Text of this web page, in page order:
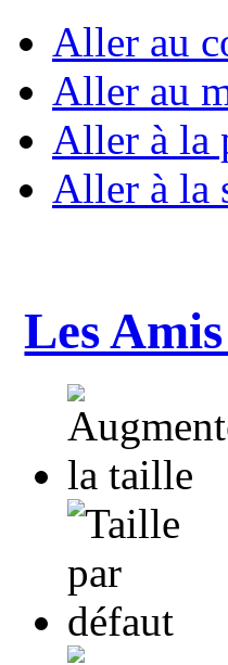
Aller au
Aller au
Aller à la
Aller à la
Les